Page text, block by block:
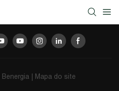
Benergia Mapa do site